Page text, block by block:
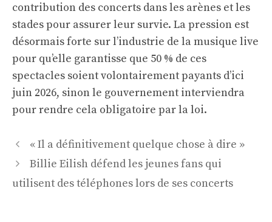
contribution des concerts dans les arènes et les
stades pour assurer leur survie. La pression est
désormais forte sur l’industrie de la musique live
pour qu’elle garantisse que 50 % de ces
spectacles soient volontairement payants d’ici
juin 2026, sinon le gouvernement interviendra
pour rendre cela obligatoire par la loi.
Navigation
des
articles
« Il a définitivement quelque chose à dire »
Billie Eilish défend les jeunes fans qui
utilisent des téléphones lors de ses concerts